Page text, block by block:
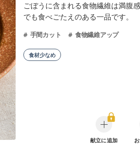
ごぼうに含まれる食物繊維は満腹
でも食べごたえのある一品です。
手間カット 食物繊維アップ
食材少なめ
献立に追加